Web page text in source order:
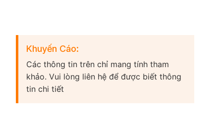
Khuyến Cáo:
Các thông tin trên chỉ mang tính tham
khảo. Vui lòng liên hệ để được biết thông
tin chi tiết